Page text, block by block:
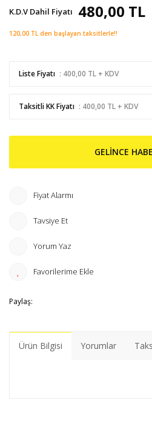
K.D.V Dahil Fiyatı 480,00 TL
120,00 TL den başlayan taksitlerle!!
Liste Fiyatı : 400,00 TL + KDV
Taksitli KK Fiyatı : 400,00 TL + KDV
GELİNCE
Fiyat Alarmı
Tavsiye Et
Yorum Yaz
Paylaş:
Ürün Bilgisi Yorumlar